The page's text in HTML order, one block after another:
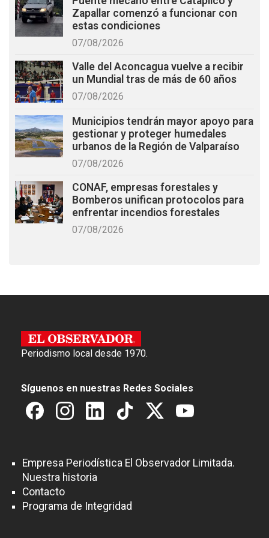
Zapallar comenzó a funcionar con
estas condiciones
07/08/2026
Valle del Aconcagua vuelve a recibir
un Mundial tras de más de 60 años
07/08/2026
Municipios tendrán mayor apoyo para
gestionar y proteger humedales
urbanos de la Región de Valparaíso
07/08/2026
CONAF, empresas forestales y
Bomberos unifican protocolos para
enfrentar incendios forestales
07/08/2026
Periodismo local desde 1970.
Síguenos en nuestras Redes Sociales
Empresa Periodística El Observador Limitada.
Nuestra historia
Contacto
Programa de Integridad